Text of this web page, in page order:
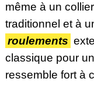
même à un
traditionnel et à
roulements
classique pour
ressemble fort à